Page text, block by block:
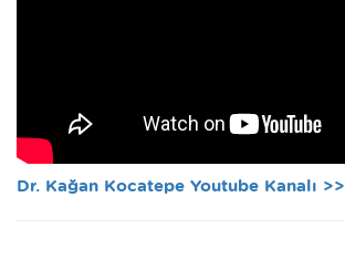
Dr. Kağan Kocatepe Youtube Kanalı >>